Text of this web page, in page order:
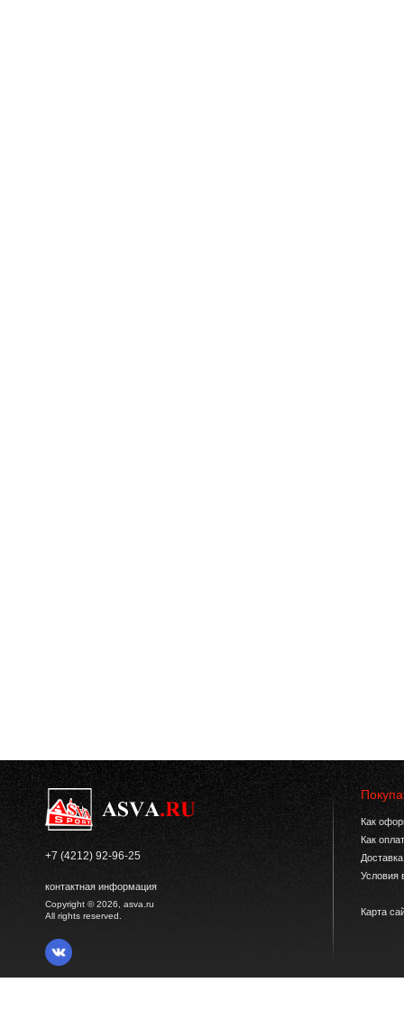
+7 (4212) 92-96-25
контактная информация
Copyright © 2026, asva.ru
All rights reserved.
Как
Как
Условия
Карта